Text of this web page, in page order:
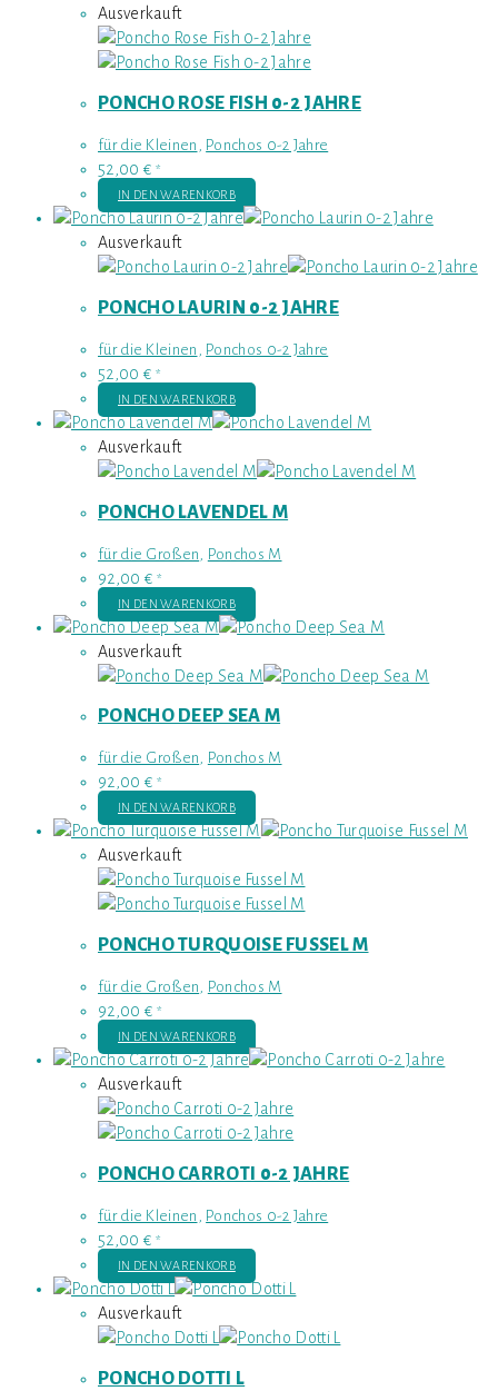
Ausverkauft
PONCHO ROSE FISH 0-2 JAHRE
für die Kleinen Ponchos 0-2 Jahre
52,00 € *
IN DEN WARENKORB
Ausverkauft
PONCHO LAURIN 0-2 JAHRE
für die Kleinen Ponchos 0-2 Jahre
52,00 € *
IN DEN WARENKORB
Ausverkauft
PONCHO LAVENDEL M
für die Großen Ponchos M
92,00 € *
IN DEN WARENKORB
Ausverkauft
PONCHO DEEP SEA M
für die Großen, Ponchos M
92,00 € *
IN DEN WARENKORB
Ausverkauft
PONCHO TURQUOISE FUSSEL M
für die Großen, Ponchos M
92,00 € *
IN DEN WARENKORB
Ausverkauft
PONCHO CARROTI 0-2 JAHRE
für die Kleinen , Ponchos 0-2 Jahre
52,00 € *
IN DEN WARENKORB
Ausverkauft
PONCHO DOTTI L